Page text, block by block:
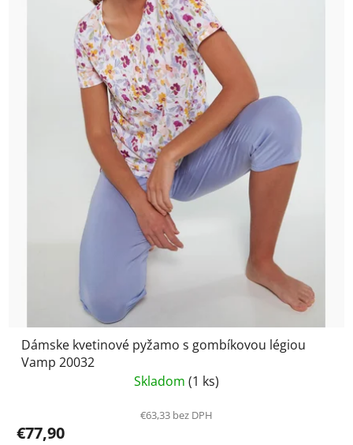
Dámske kvetinové pyžamo s gombíkovou légiou
Vamp 20032
Skladom (1 ks)
€63,33 bez DPH
€77,90